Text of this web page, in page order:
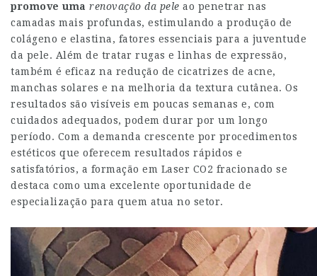
promove uma renovação da pele ao penetrar nas
camadas mais profundas, estimulando a produção de
colágeno e elastina, fatores essenciais para a juventude
da pele. Além de tratar rugas e linhas de expressão,
também é eficaz na redução de cicatrizes de acne,
manchas solares e na melhoria da textura cutânea. Os
resultados são visíveis em poucas semanas e, com
cuidados adequados, podem durar por um longo
período. Com a demanda crescente por procedimentos
estéticos que oferecem resultados rápidos e
satisfatórios, a formação em Laser CO2 fracionado se
destaca como uma excelente oportunidade de
especialização para quem atua no setor.